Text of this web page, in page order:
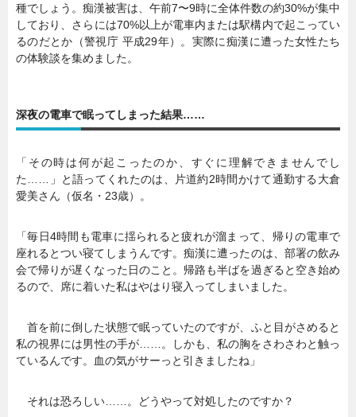
種でしょう。痴漢被害は、午前7〜9時に全体件数の約30%が集中
しており、さらには70%以上が電車内または駅構内で起こってい
るのだとか（警視庁 平成29年）。実際に痴漢に遭った女性たち
の体験談を集めました。
深夜の電車で眠ってしまった結果……
「その時は何が起こったのか、すぐに理解できませんでし
た……」と語ってくれたのは、片道約2時間かけて通勤する大倉
愛美さん（仮名・23歳）。
「毎日4時間も電車に揺られると疲れが溜まって、帰りの電車で
座れるとつい寝てしまうんです。痴漢に遭ったのは、部署の飲み
会で帰りが遅くなった日のこと。帰路も半ばを過ぎると空き始め
るので、席に着いた私はやはり寝入ってしまいました。
首を前に倒した状態で眠っていたのですが、ふと目がさめると
私の視界には男性の手が……。しかも、私の胸をさわさわと触っ
ているんです。血の気がサーっと引きましたね」
それは恐ろしい……。どうやって対処したのですか？